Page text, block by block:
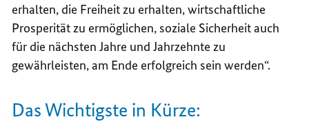
erhalten, die Freiheit zu erhalten, wirtschaftliche
Prosperität zu ermöglichen, soziale Sicherheit auch
für die nächsten Jahre und Jahrzehnte zu
gewährleisten, am Ende erfolgreich sein werden“.
Das Wichtigste in Kürze: